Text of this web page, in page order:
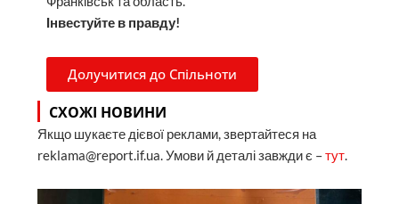
Інвестуйте в правду!
Долучитися до Спільноти
СХОЖІ НОВИНИ
Якщо шукаєте дієвої реклами, звертайтеся на
reklama@report.if.ua. Умови й деталі завжди є –тут.